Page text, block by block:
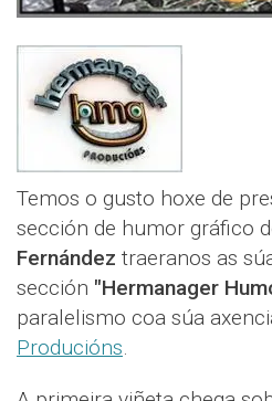
Temos o gusto hoxe de
sección de humor gráfico
Fernández traeranos as
sección "Hermanager
paralelismo coa súa
Producións.